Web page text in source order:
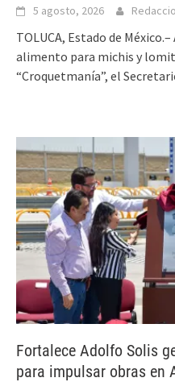
5 agosto, 2026
TOLUCA, Estado de
alimento para michis y
“Croquetmanía”, el
Fortalece Adolfo Solis
para impulsar obras en